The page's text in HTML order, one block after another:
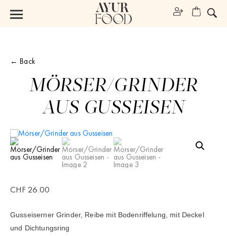
← Back
MÖRSER/GRINDER
AUS GUSSEISEN
CHF 26.00
Gusseiserner Grinder, Reibe mit Bodenriffelung, mit Deckel
und Dichtungsring